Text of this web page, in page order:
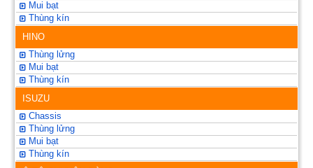
Mui bạt
Thùng kín
HINO
Thùng lửng
Mui bạt
Thùng kín
ISUZU
Chassis
Thùng lửng
Mui bạt
Thùng kín